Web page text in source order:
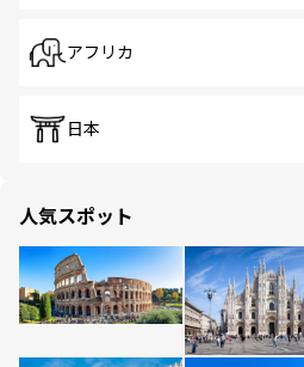
アフリカ
日本
人気スポット